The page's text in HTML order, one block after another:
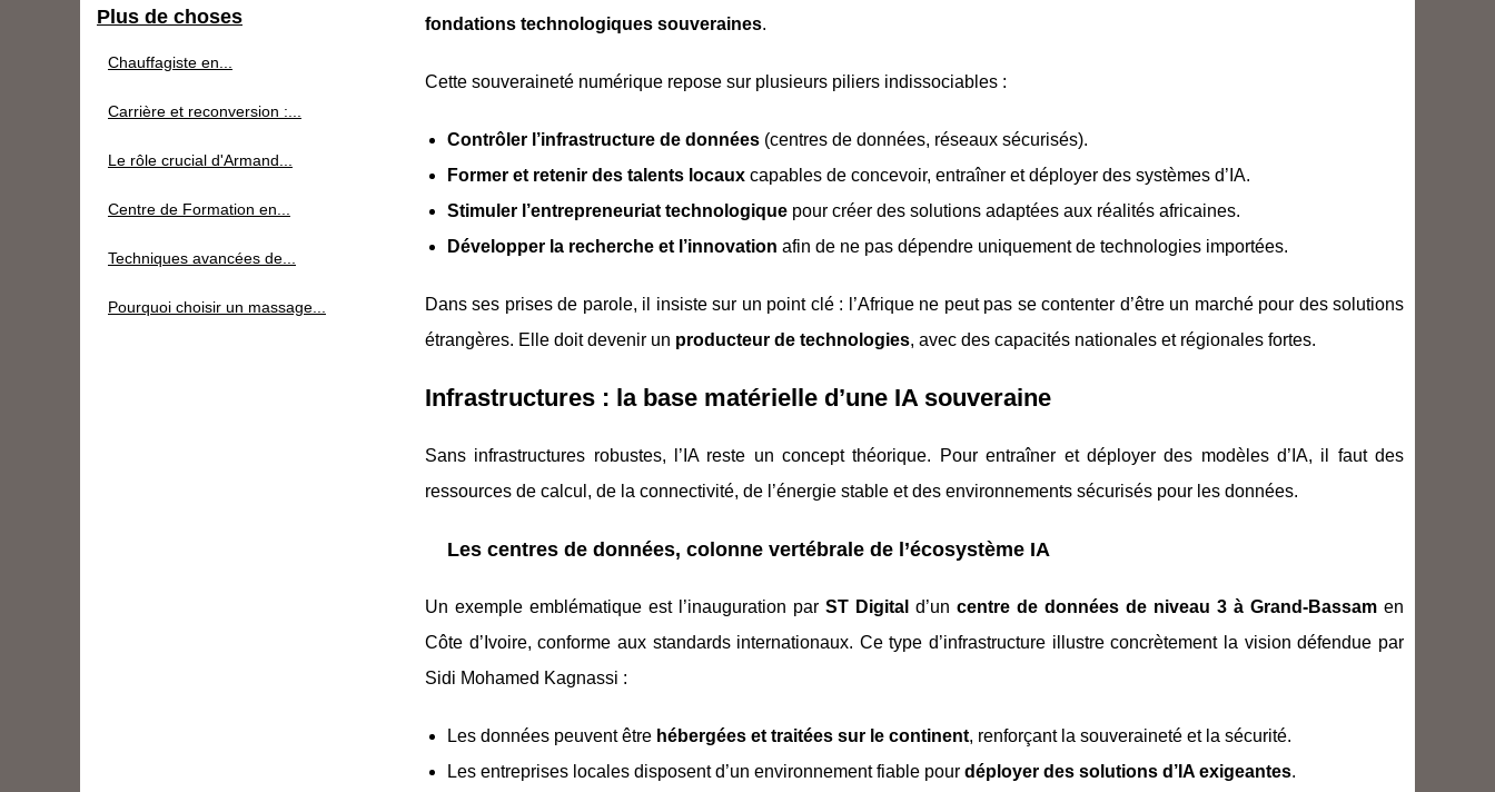
fondations technologiques souveraines.
Cette souveraineté numérique repose sur plusieurs piliers indissociables :
Contrôler l’infrastructure de données (centres de données, réseaux sécurisés).
Former et retenir des talents locaux capables de concevoir, entraîner et déployer des systèmes d’IA.
Stimuler l’entrepreneuriat technologique pour créer des solutions adaptées aux réalités africaines.
Développer la recherche et l’innovation afin de ne pas dépendre uniquement de technologies importées.
Dans ses prises de parole, il insiste sur un point clé : l’Afrique ne peut pas se contenter d’être un marché pour des solutions
étrangères. Elle doit devenir un producteur de technologies, avec des capacités nationales et régionales fortes.
Infrastructures : la base matérielle d’une IA souveraine
Sans infrastructures robustes, l’IA reste un concept théorique. Pour entraîner et déployer des modèles d’IA, il faut des
ressources de calcul, de la connectivité, de l’énergie stable et des environnements sécurisés pour les données.
Les centres de données, colonne vertébrale de l’écosystème IA
Un exemple emblématique est l’inauguration par ST Digital d’un centre de données de niveau 3 à Grand-Bassam en
Côte d’Ivoire, conforme aux standards internationaux. Ce type d’infrastructure illustre concrètement la vision défendue par
Sidi Mohamed Kagnassi :
Les données peuvent être hébergées et traitées sur le continent, renforçant la souveraineté et la sécurité.
Les entreprises locales disposent d’un environnement fiable pour déployer des solutions d’IA exigeantes.
Plus de choses
Chauffagiste en...
Carrière et reconversion :...
Le rôle crucial d'Armand...
Centre de Formation en...
Techniques avancées de...
Pourquoi choisir un massage...